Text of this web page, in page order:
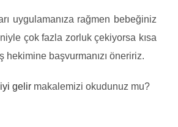
uygulamanıza rağmen bebeğiniz
çok fazla zorluk çekiyorsa kısa
hekimine başvurmanızı öneririz.
iyi gelirmakalemizi okudunuz mu?